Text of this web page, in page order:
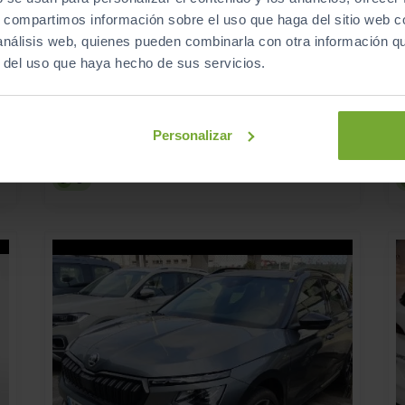
información sobre el uso que haga del sitio web
web, quienes pueden combinarla con otra información
uso que haya hecho de sus servicios.
Personalizar
€
SKODA KAMIQ
1.0 TSI 85KW (115CV) PLUS
Gasolina
25.950 €
C